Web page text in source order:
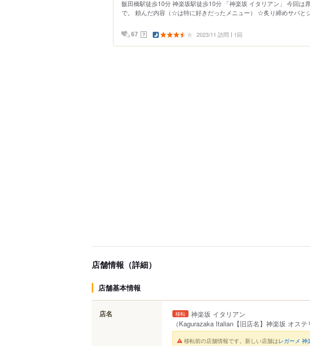
飯田橋駅徒歩10分 神楽坂駅徒歩10分 「神楽坂 イタリアン」 今回は
で。 頼んだ内容（☆は特に好きだったメニュー） ☆炙り締めサバと
67 ？ 2023/11 訪問 1回
店舗情報（詳細）
店舗基本情報
店名 移転
神楽坂 イタリアン
（Kagurazaka Italian【旧店名】神楽坂 オステ
移転前の店舗情報です。新しい店舗はレガーメ 神